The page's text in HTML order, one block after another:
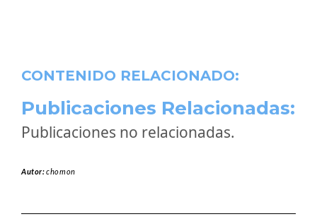
CONTENIDO RELACIONADO:
Publicaciones Relacionadas:
Publicaciones no relacionadas.
Autor:chomon